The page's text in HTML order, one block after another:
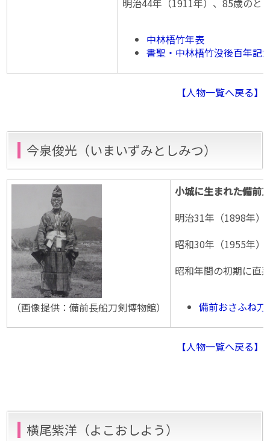
明治44年（1911年）、85歳のと
中林梧竹年表
書聖・中林梧竹没後百年記
【人物一覧へ戻る】
今泉俊光（いまいずみとしみつ）
（画像提供：備前長船刀剣博物館）
小城に生まれた備前
明治31年（1898年）
昭和30年（1955年）
昭和年間の初期に直
備前おさふね
【人物一覧へ戻る】
横尾紫洋（よこおしよう）